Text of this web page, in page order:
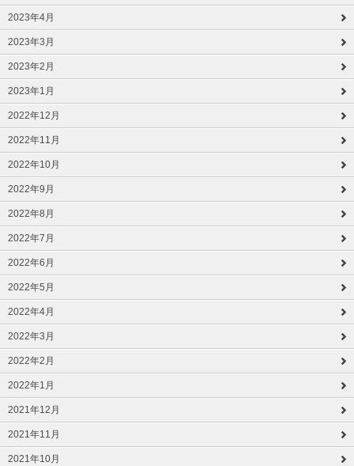
2023年4月
2023年3月
2023年2月
2023年1月
2022年12月
2022年11月
2022年10月
2022年9月
2022年8月
2022年7月
2022年6月
2022年5月
2022年4月
2022年3月
2022年2月
2022年1月
2021年12月
2021年11月
2021年10月